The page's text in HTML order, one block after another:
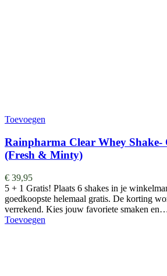
Toevoegen
Rainpharma Clear Whey
(Fresh & Minty)
€ 39,95
5 + 1 Gratis! Plaats 6 shakes in je
goedkoopste helemaal gratis. De korting
verrekend. Kies jouw favoriete smaken
Toevoegen